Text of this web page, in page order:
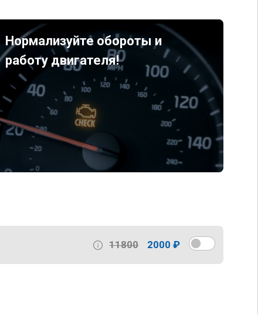
Нормализуйте обороты и
работу двигателя!
11800 2000 ₽